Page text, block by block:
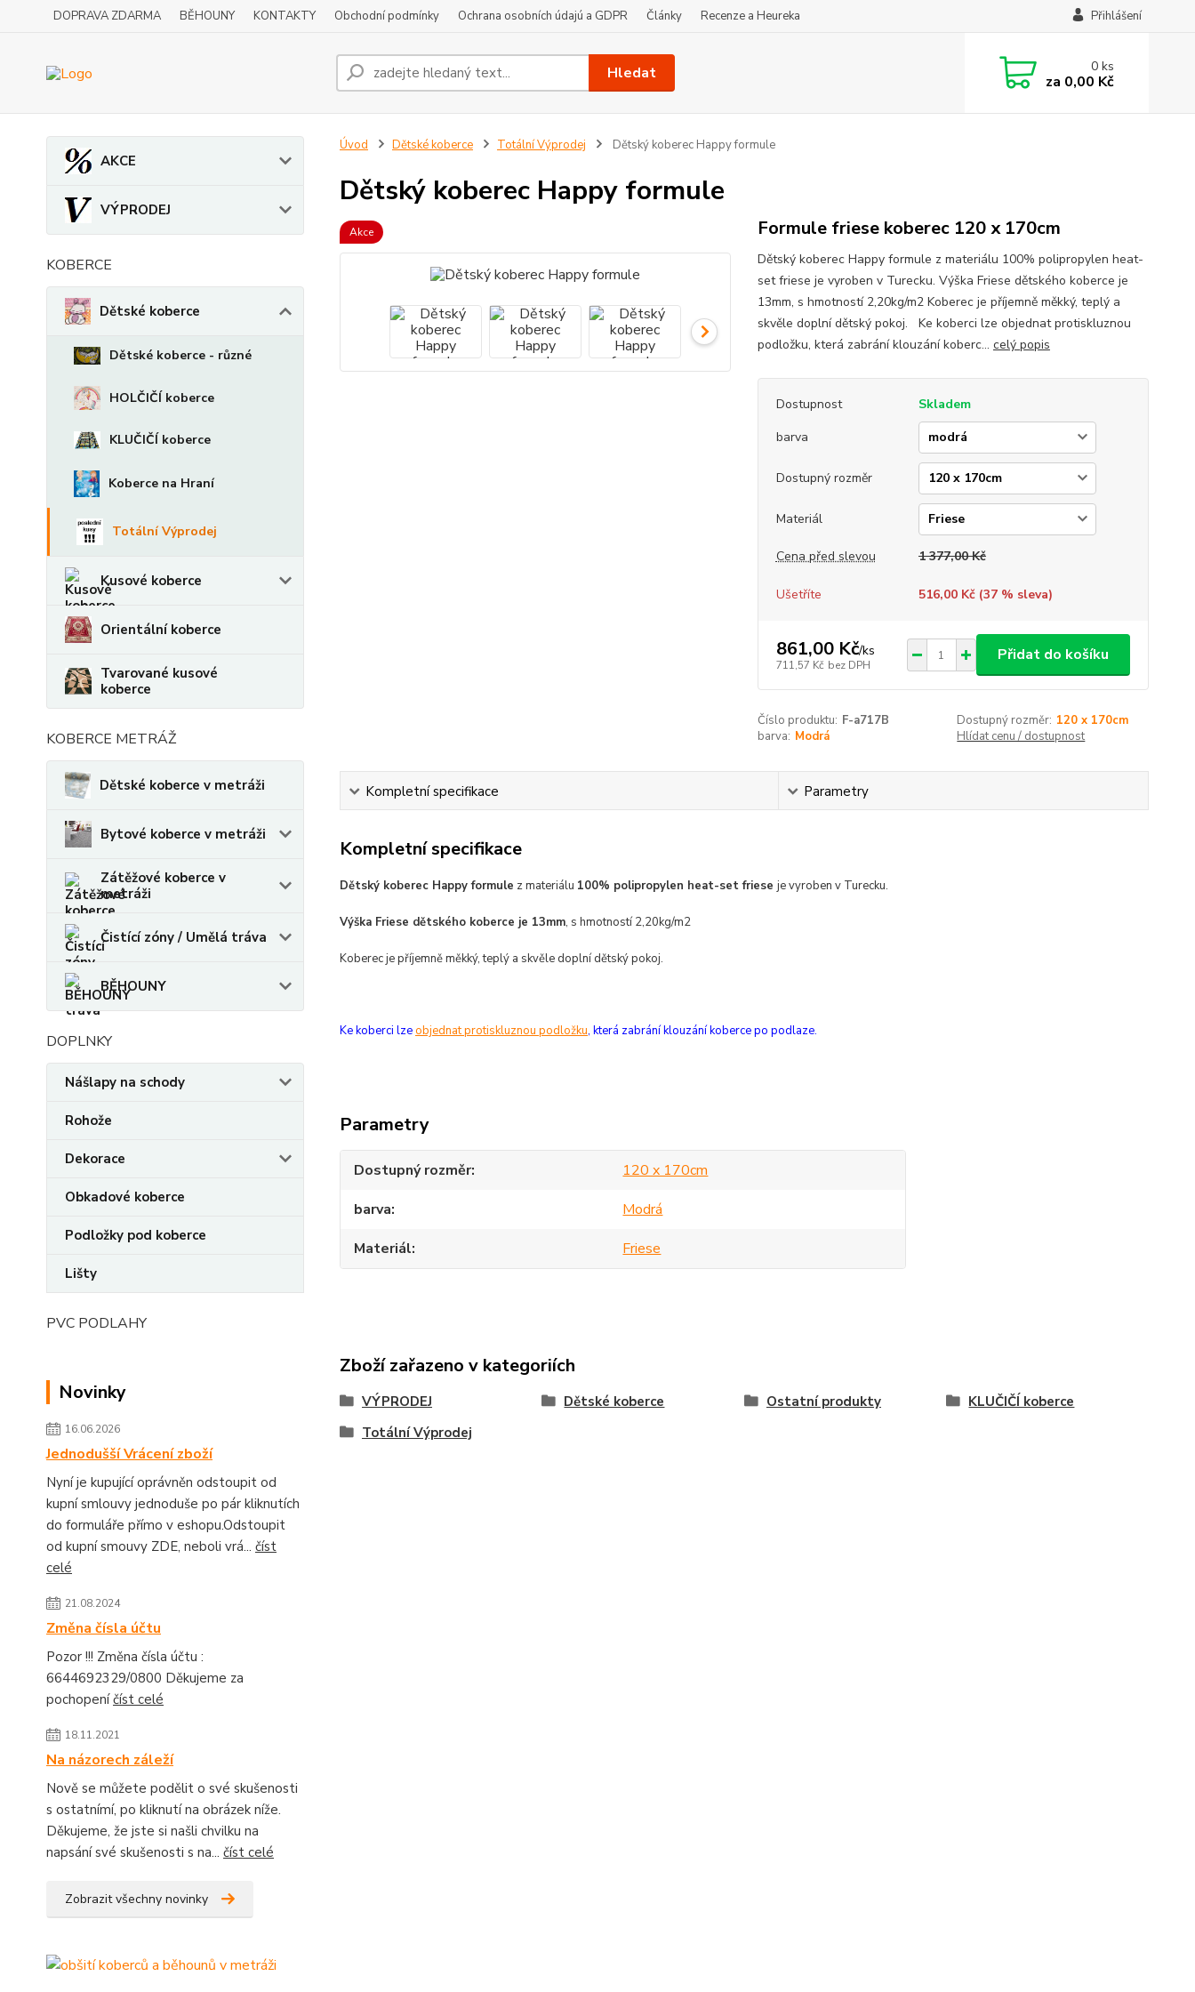
DOPRAVA ZDARMA BĚHOUNY KONTAKTY Obchodní podmínky Ochrana osobních údajú a GDPR Články Recenze a Heureka Přihlášení
Hledat 0ks
za 0,00 Kč
AKCE
VÝPRODEJ
KOBERCE
Dětské koberce
Dětské koberce - různé
HOLČIČÍ koberce
KLUČIČÍ koberce
Koberce na Hraní
Totální Výprodej
Kusové koberce
Orientální koberce
Tvarované kusové
koberce
KOBERCE METRÁŽ
Dětské koberce v metráži
Bytové koberce v metráži
Zátěžové koberce v
metráži
Čistící zóny / Umělá tráva
BĚHOUNY
DOPLNKY
Nášlapy na schody
Rohože
Dekorace
Obkadové koberce
Podložky pod koberce
Lišty
PVC PODLAHY
Novinky
16.06.2026
Jednodušší Vrácení zboží
Nyní je kupující oprávněn odstoupit od
kupní smlouvy jednoduše po pár kliknutích
do formuláře přímo v eshopu.Odstoupit
od kupní smouvy ZDE, neboli vrá... číst
celé
21.08.2024
Změna čísla účtu
Pozor !!! Změna čísla účtu :
6644692329/0800 Děkujeme za
pochopeníčíst celé
18.11.2021
Na názorech záleží
Nově se můžete podělit o své skušenosti
s ostatnímí, po kliknutí na obrázek níže.
Děkujeme, že jste si našli chvilku na
napsání své skušenosti s na... číst celé
Zobrazit všechny novinky
Úvod Dětské koberce Totální Výprodej Dětský koberec Happy formule
Dětský koberec Happy formule
Akce Formule friese koberec 120 x 170cm
Dětský koberec Happy formule z materiálu 100% polipropylen heat-
set friese je vyroben v Turecku. Výška Friese dětského koberce je
13mm, s hmotností 2,20kg/m2 Koberec je příjemně měkký, teplý a
skvěle doplní dětský pokoj. Ke koberci lze objednat protiskluznou
podložku, která zabrání klouzání koberc... celý popis
Dostupnost
Skladem
barva
Dostupný rozměr
Materiál
Cena před slevou 1 377,00 Kč
Ušetříte 516,00 Kč (37% sleva)
861,00 Kč/ks
711,57 Kč bez DPH
Přidat do košíku
Číslo produktu: F-a717B Dostupný rozměr: 120 x 170cm
barva: Modrá Hlídat cenu / dostupnost
Kompletní specifikace Parametry
Kompletní specifikace
Dětský koberec Happy formule z materiálu 100% polipropylen heat-set friese je vyroben v Turecku.
Výška Friese dětského koberce je 13mm, s hmotností 2,20kg/m2
Koberec je příjemněměkký,teplý a skvěle doplní dětský pokoj.
Ke koberci lzeobjednat protiskluznou podložku, která zabrání klouzání koberce po podlaze.
Parametry
Dostupný rozměr
120 x 170cm
barva
Modrá
Materiál
Friese
Zboží zařazeno v kategoriích
VÝPRODEJ Dětské koberce Ostatní produkty
KLUČIČÍ koberce
Totální Výprodej